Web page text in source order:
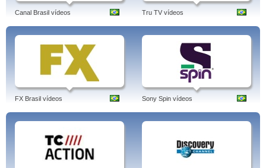
Canal Brasil vídeos Tru TV vídeos
FX Brasil vídeos Sony Spin vídeos